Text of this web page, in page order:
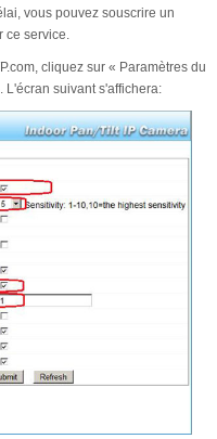
vous pouvez souscrire un
ce service.
cliquez sur « Paramètres du
suivant s'affichera: